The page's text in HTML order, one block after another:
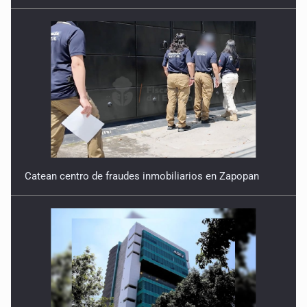
Catean centro de fraudes inmobiliarios en Zapopan